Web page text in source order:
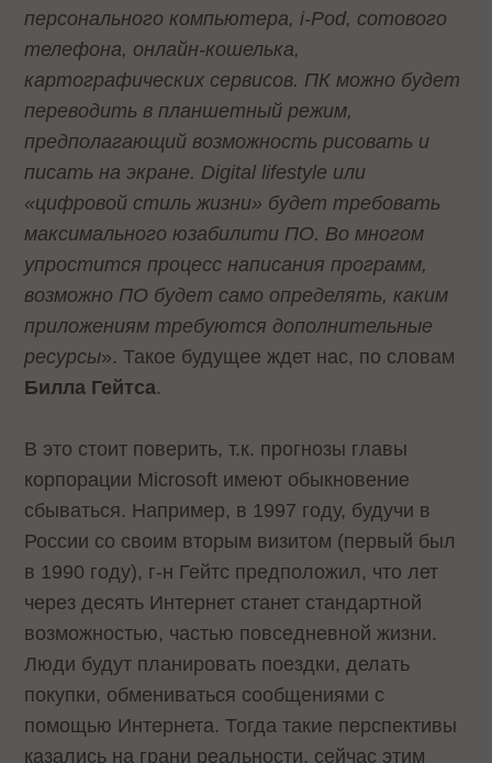
персонального компьютера, i-Pod, сотового
телефона, онлайн-кошелька,
картографических сервисов. ПК можно будет
переводить в планшетный режим,
предполагающий возможность рисовать и
писать на экране. Digital lifestyle или
«цифровой стиль жизни» будет требовать
максимального юзабилити ПО. Во многом
упростится процесс написания программ,
возможно ПО будет само определять, каким
приложениям требуются дополнительные
ресурсы». Такое будущее ждет нас, по словам
Билла Гейтса.
В это стоит поверить, т.к. прогнозы главы
корпорации Microsoft имеют обыкновение
сбываться. Например, в 1997 году, будучи в
России со своим вторым визитом (первый был
в 1990 году), г-н Гейтс предположил, что лет
через десять Интернет станет стандартной
возможностью, частью повседневной жизни.
Люди будут планировать поездки, делать
покупки, обмениваться сообщениями с
помощью Интернета. Тогда такие перспективы
казались на грани реальности, сейчас этим